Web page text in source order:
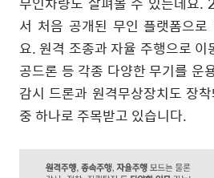
서 처음 공개된 무인 플랫폼으
요. 원격 조종과 자율 주행으로 이
공드론 등 각종 다양한 무기를 운
감시 드론과 원격무상장치도 장
중 하나로 주목받고 있습니다.